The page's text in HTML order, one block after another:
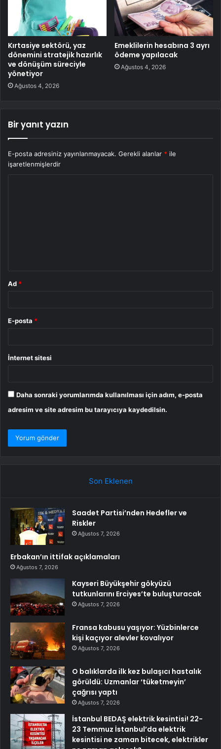
Kırtasiye sektörü, yaz
dönemini stratejik hazırlık
ve dönüşüm süreciyle
yönetiyor
Ağustos 4, 2026
Emeklilerin hesabına 3 ayrı
ödeme yapılacak
Ağustos 4, 2026
Bir yanıt yazın
E-posta adresiniz yayınlanmayacak. Gerekli alanlar * ile
işaretlenmişlerdir
Ad *
E-posta *
İnternet sitesi
Daha sonraki yorumlarımda kullanılması için adım, e-posta
adresim ve site adresim bu tarayıcıya kaydedilsin.
Son Eklenen
Saadet Partisi’nden Hedefler ve
Riskler
Ağustos 7, 2026
Erbakan’ın ittifak açıklamaları
Ağustos 7, 2026
Kayseri Büyükşehir gökyüzü
tutkunlarını Erciyes’te buluşturacak
Ağustos 7, 2026
Fransa kabusu yaşıyor: Yüzbinlerce
kişi kaçıyor alevler kovalıyor
Ağustos 7, 2026
O balıklarda ilk kez bulaşıcı hastalık
görüldü: Uzmanlar ‘tüketmeyin’
çağrısı yaptı
Ağustos 7, 2026
İstanbul BEDAŞ elektrik kesintisi! 22-
23 Temmuz İstanbul’da elektrik
kesintisi ne zaman bitecek, elektrikler